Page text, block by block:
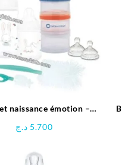
naissance émotion –
5.700 د.ج